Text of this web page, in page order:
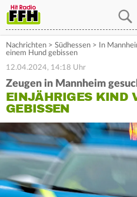
Nachrichten > Südhessen >
In
einem Hund gebissen
12.04.2024, 14:18 Uhr
Zeugen in Mannheim
EINJÄHRIGES KIND
GEBISSEN